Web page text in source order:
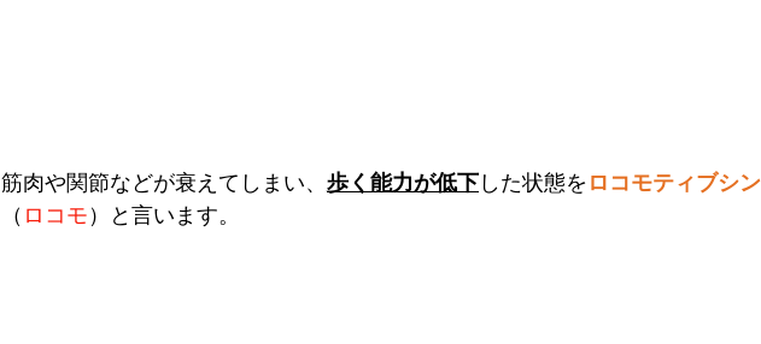
筋肉や関節などが衰えてしまい、 歩く能力が低下 した状態を ロコモティブシ
（ ロコモ ）と言います。